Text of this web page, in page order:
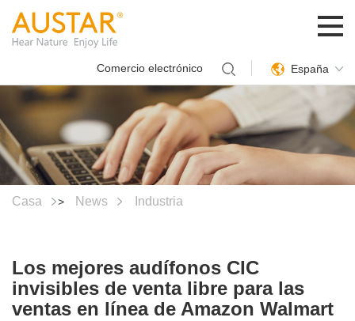
Comercio electrónico España
Casa > News Industria
Los mejores audífonos CIC
invisibles de venta libre para las
ventas en línea de Amazon Walmart